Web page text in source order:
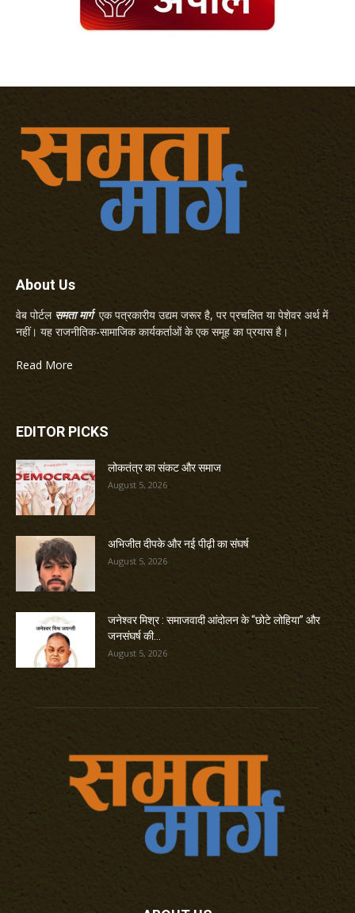
About Us
वेब पोर्टल समता मार्गएक पत्रकारीय उद्यम जरूर है, पर प्रचलित या पेशेवर अर्थ में
नहीं। यह राजनीतिक-सामाजिक कार्यकर्ताओं के एक समूह का प्रयास है।
Read More
EDITOR PICKS
लोकतंत्र का संकट और समाज
August 5, 2026
अभिजीत दीपके और नई पीढ़ी का संघर्ष
August 5, 2026
जनेश्वर मिश्र : समाजवादी आंदोलन के “छोटे लोहिया” और
जनसंघर्ष की...
August 5, 2026